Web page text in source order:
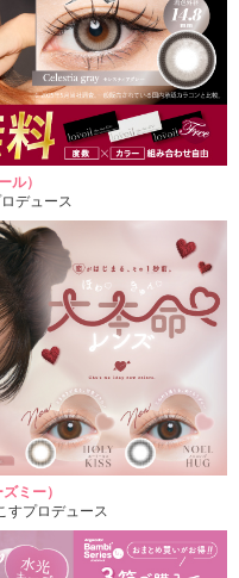
ル）
デュース
ミー）
すプロデュース